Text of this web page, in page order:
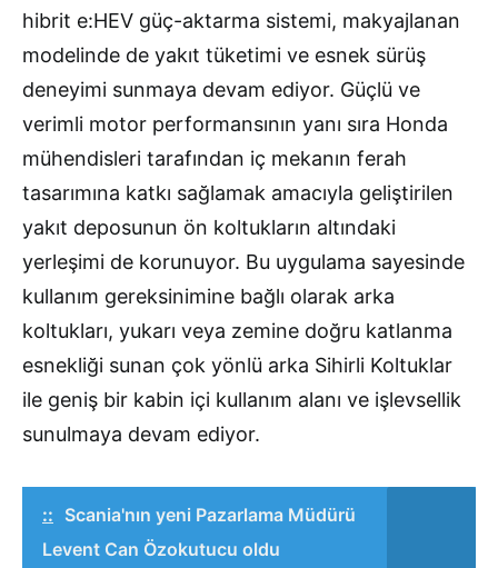
hibrit e:HEV güç-aktarma sistemi, makyajlanan
modelinde de yakıt tüketimi ve esnek sürüş
deneyimi sunmaya devam ediyor. Güçlü ve
verimli motor performansının yanı sıra Honda
mühendisleri tarafından iç mekanın ferah
tasarımına katkı sağlamak amacıyla geliştirilen
yakıt deposunun ön koltukların altındaki
yerleşimi de korunuyor. Bu uygulama sayesinde
kullanım gereksinimine bağlı olarak arka
koltukları, yukarı veya zemine doğru katlanma
esnekliği sunan çok yönlü arka Sihirli Koltuklar
ile geniş bir kabin içi kullanım alanı ve işlevsellik
sunulmaya devam ediyor.
:: Scania'nın yeni Pazarlama Müdürü
Levent Can Özokutucu oldu